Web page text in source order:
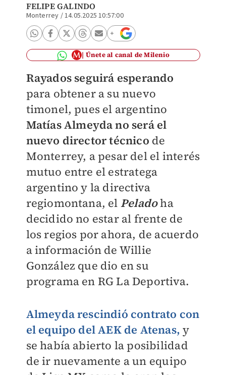
FELIPE GALINDO
Monterrey /14.05.2025 10:57:00
Únete al canal de Milenio
Rayados seguirá esperando
para obtener a su nuevo
timonel, pues el argentino
Matías Almeyda no será el
nuevo director técnico de
Monterrey, a pesar del el interés
mutuo entre el estratega
argentino y la directiva
regiomontana, el Peladoha
decidido no estar al frente de
los regios por ahora, de acuerdo
a información de Willie
González que dio en su
programa en RG La Deportiva.
Almeyda rescindió contrato con
el equipo del AEK de Atenas, y
se había abierto la posibilidad
de ir nuevamente a un equipo